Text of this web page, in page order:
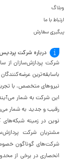
وبلاگ
ارتباط با ما
پیگیری سفارش
درباره شرکت
نیروهای متخصص، با
رقیب و جدید به شمار
نوین در زمینه
مشتریان شرکت
شرکت‌های گوناگون
انحصاری در برخی از